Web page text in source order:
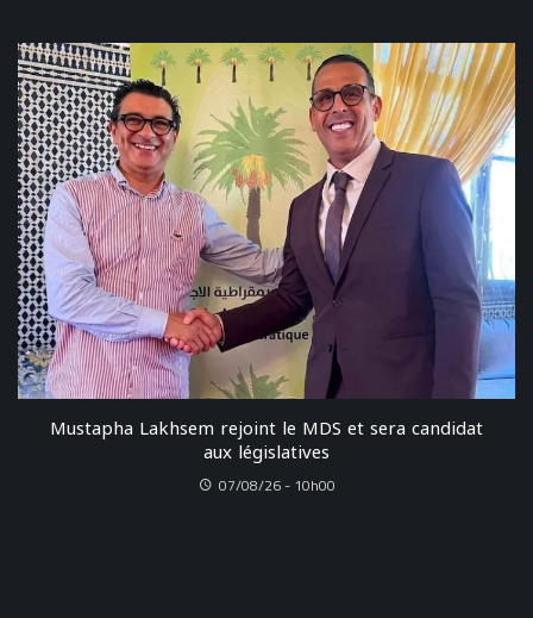
Mustapha Lakhsem rejoint le MDS et sera candidat
aux législatives
07/08/26 - 10h00